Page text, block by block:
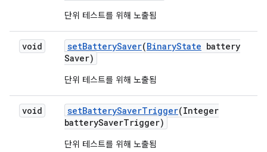
단위 테스트를 위해 노출됨
void setBatterySaver(BinaryState battery
Saver)
단위 테스트를 위해 노출됨
void setBatterySaverTrigger(Integer
batterySaverTrigger)
단위 테스트를 위해 노출됨